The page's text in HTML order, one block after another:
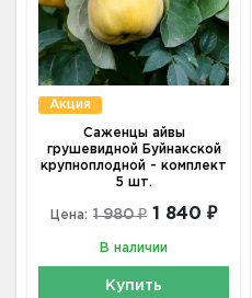
Акция
Саженцы айвы
грушевидной Буйнакской
крупноплодной - комплект
5 шт.
Цена: 1 980 ₽ 1 840 ₽
В наличии
Купить